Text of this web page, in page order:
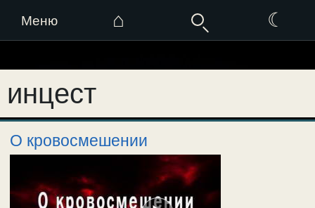
Меню ⌂ ☾
к
содержимому
инцест
О кровосмешении